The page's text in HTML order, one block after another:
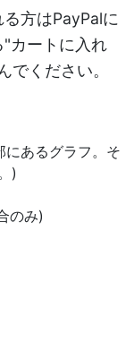
方はPayPalに
カートに入れ
でください。
あるグラフ。そ
)
のみ)